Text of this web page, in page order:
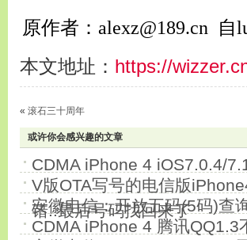
原作者： alexz@189.cn 自
本文地址： https://
« 滚石三十周年
或许你会感兴趣的文章
CDMA iPhone 4 iOS7.0.4/
V版OTA写号的电信版
错..最后号码找回来了
安徽电信：开放五码(5码)查
CDMA iPhone 4 腾讯QQ1.3